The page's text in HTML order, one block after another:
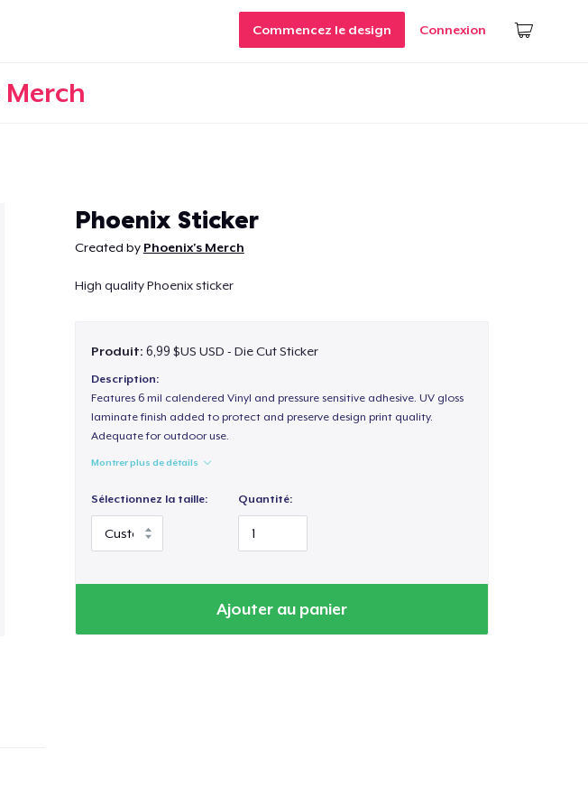
Commencez le design Connexion
Merch
Phoenix Sticker
Created by Phoenix's Merch
High quality Phoenix sticker
Produit: 6,99 $US USD - Die Cut Sticker
Description:
Features 6 mil calendered Vinyl and pressure sensitive adhesive. UV gloss
laminate finish added to protect and preserve design print quality.
Adequate for outdoor use.
Montrer plus de détails
Sélectionnez la taille: Quantité:
Ajouter au panier